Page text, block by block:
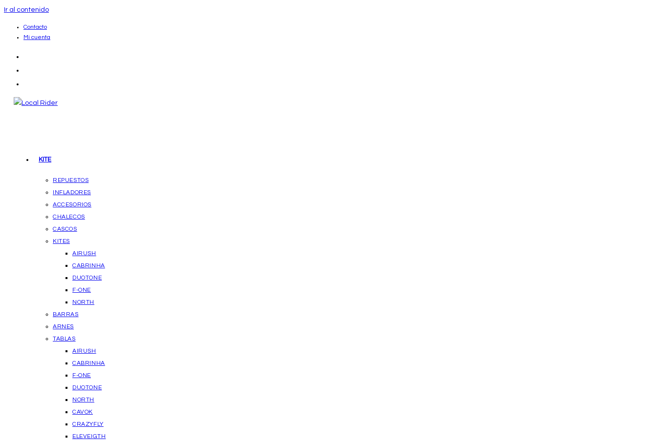
Ir al contenido
Contacto
Mi cuenta
KITE
REPUESTOS
INFLADORES
ACCESORIOS
CHALECOS
CASCOS
KITES
AIRUSH
CABRINHA
DUOTONE
F-ONE
NORTH
BARRAS
ARNES
TABLAS
AIRUSH
CABRINHA
F-ONE
DUOTONE
NORTH
CAVOK
CRAZYFLY
ELEVEIGTH